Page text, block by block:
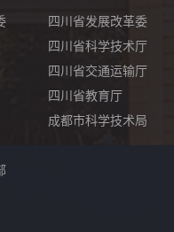
四川省发展改革委
四川省科学技术厅
四川省交通运输厅
四川省教育厅
成都市科学技术局